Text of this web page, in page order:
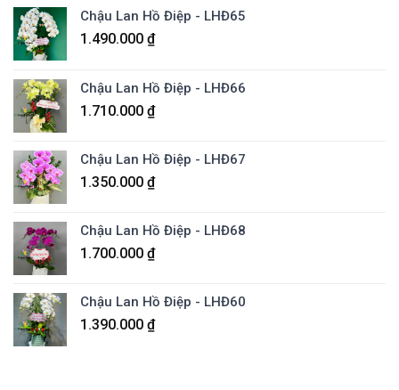
Chậu Lan Hồ Điệp - LHĐ65
1.490.000 ₫
Chậu Lan Hồ Điệp - LHĐ66
1.710.000 ₫
Chậu Lan Hồ Điệp - LHĐ67
1.350.000 ₫
Chậu Lan Hồ Điệp - LHĐ68
1.700.000 ₫
Chậu Lan Hồ Điệp - LHĐ60
1.390.000 ₫